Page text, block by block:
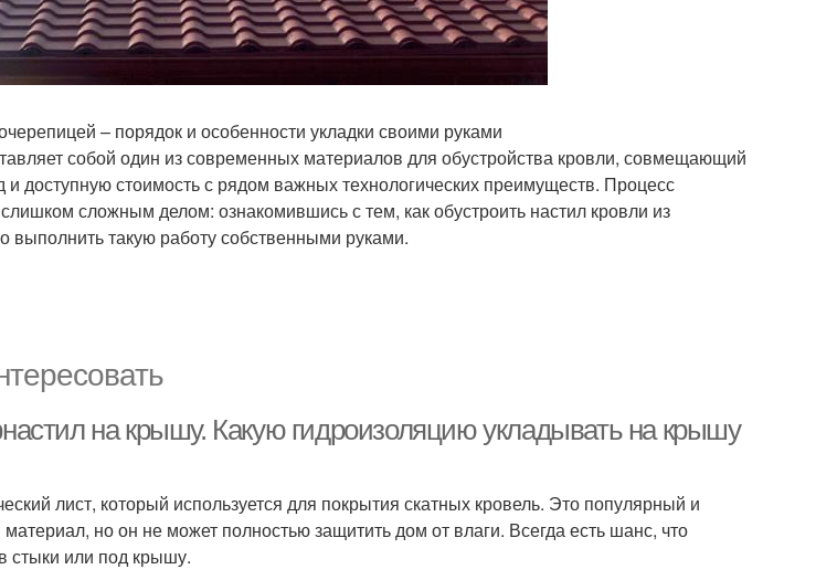
– порядок и особенности укладки своими руками
собой один из современных материалов для обустройства кровли, совмещающий
доступную стоимость с рядом важных технологических преимуществ. Процесс
сложным делом: ознакомившись с тем, как обустроить настил кровли из
выполнить такую работу собственными руками.
на крышу. Какую гидроизоляцию укладывать на крышу
лист, который используется для покрытия скатных кровель. Это популярный и
но он не может полностью защитить дом от влаги. Всегда есть шанс, что
стыки или под крышу.